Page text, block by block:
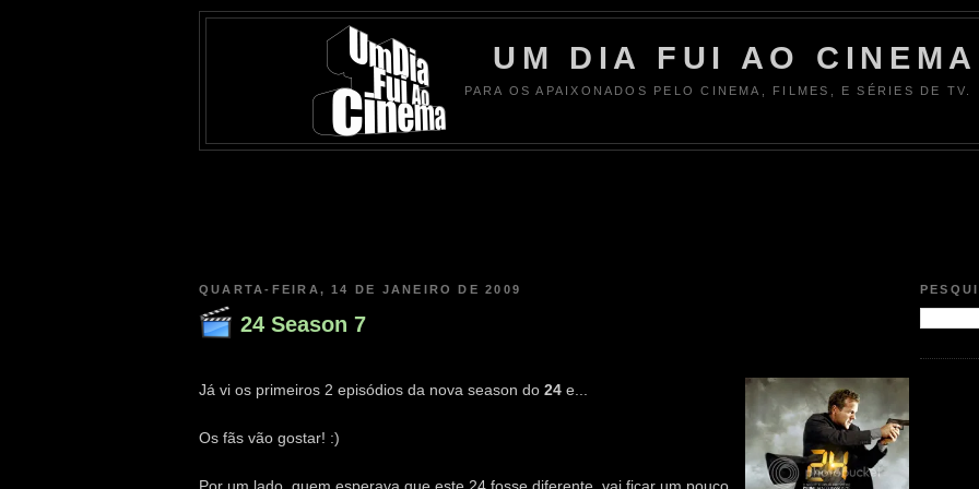
UM DIA FUI AO CINEMA
PARA OS APAIXONADOS PELO CINEMA, FILMES, E SÉRIES DE TV.
QUARTA-FEIRA, 14 DE JANEIRO DE 2009
24 Season 7
Já vi os primeiros 2 episódios da nova season do 24 e...
Os fãs vão gostar! :)